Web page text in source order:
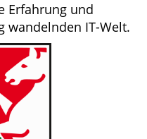
Erfahrung und
wandelnden IT-Welt.